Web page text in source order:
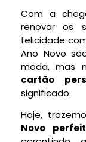
Com a
renovar os
felicidade
Ano Novo
moda, mas
cartão
significado.
Hoje,
Novo